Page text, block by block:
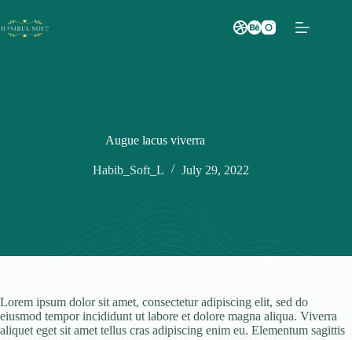
to
content
Augue lacus viverra
Habib_Soft_L July 29, 2022
Lorem ipsum dolor sit amet, consectetur adipiscing elit, sed do
eiusmod tempor incididunt ut labore et dolore magna aliqua. Viverra
aliquet eget sit amet tellus cras adipiscing enim eu. Elementum sagittis